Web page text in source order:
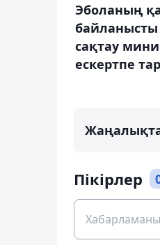
Эболаның
сақтау
ескертпе
Пікірлер